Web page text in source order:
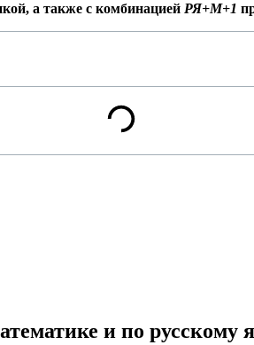
а также с комбинацией РЯ+М+1
и по русскому